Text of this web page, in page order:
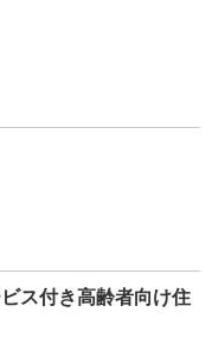
ス付き高齢者向け住